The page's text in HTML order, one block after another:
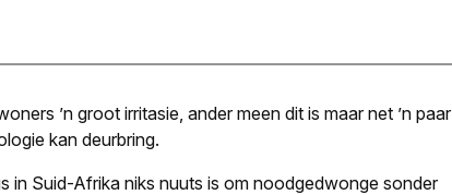
’n groot irritasie, ander meen dit is maar net ’n paar
kan deurbring.
in Suid-Afrika niks nuuts is om noodgedwonge sonder